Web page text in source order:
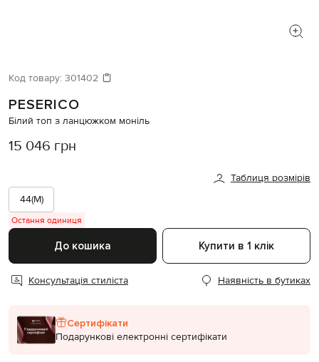
Код товару: 301402
PESERICO
Білий топ з ланцюжком моніль
15 046 грн
Таблиця розмірів
44(M)
Остання одиниця
До кошика Купити в 1 клік
Консультація стиліста Наявність в бутиках
Сертифікати
Подарункові електронні сертифікати